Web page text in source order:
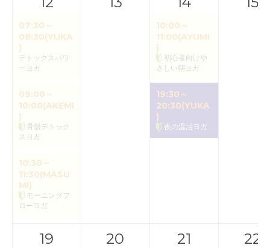
07:30～
08:30(YUKA
)
デトックスパワ
ーヨガ
09:00～
10:00(AKEMI
)
骨盤デトック
スヨガ
10:30～
11:30(MASU
MI)
モーニングフ
ローヨガ
10:00～
11:00(AYUMI
)
初心者向けや
さしい朝ヨガ
19:30～
20:30(YUKA
)
夜の温活ヨガ
19 20 21 22